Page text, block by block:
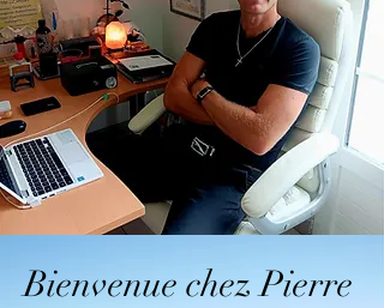
Bienvenue chez Pierre